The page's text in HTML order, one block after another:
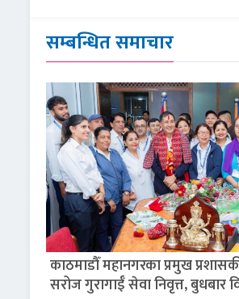
सम्बन्धित समाचार
काठमाडौँ महानगरका प्रमुख
सरोज गुरागाईँ सेवा निवृत्त, बुधबार